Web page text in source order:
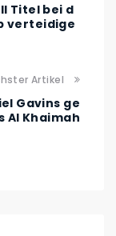
Titel bei d
verteidige
Artikel
Gavins ge
Al Khaimah